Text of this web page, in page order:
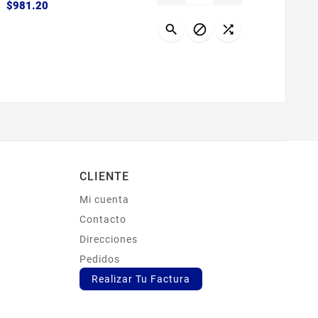
$981.20Precio
  
CLIENTE
Mi cuenta
Contacto
Direcciones
Pedidos
Realizar Tu Factura